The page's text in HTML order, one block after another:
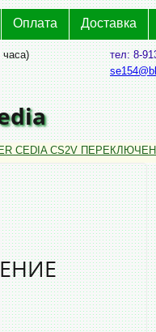
Оплата Доставка
тел: 8-
CEDIA CS2V